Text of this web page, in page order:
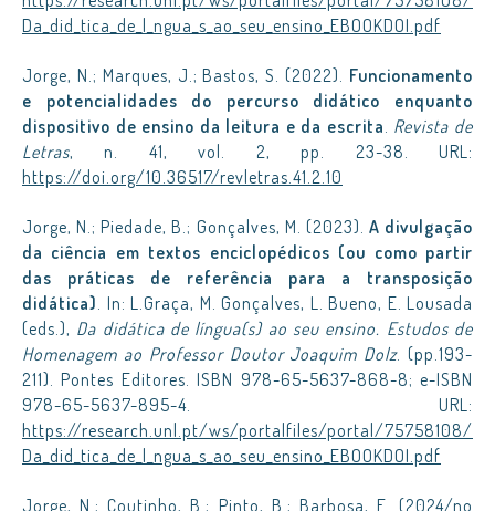
Da_did_tica_de_l_ngua_s_ao_seu_ensino_EBOOKDOI.pdf
Jorge, N.; Marques, J.; Bastos, S. (2022). Funcionamento
e potencialidades do percurso didático enquanto
dispositivo de ensino da leitura e da escrita. Revista de
Letras, n. 41, vol. 2, pp. 23-38. URL:
https://doi.org/10.36517/revletras.41.2.10
Jorge, N.; Piedade, B.; Gonçalves, M. (2023). A divulgação
da ciência em textos enciclopédicos (ou como partir
das práticas de referência para a transposição
didática). In: L.Graça, M. Gonçalves, L. Bueno, E. Lousada
(eds.), Da didática de língua(s) ao seu ensino. Estudos de
Homenagem ao Professor Doutor Joaquim Dolz. (pp.193-
211). Pontes Editores. ISBN 978-65-5637-868-8; e-ISBN
978-65-5637-895-4. URL:
https://research.unl.pt/ws/portalfiles/portal/75758108/
Da_did_tica_de_l_ngua_s_ao_seu_ensino_EBOOKDOI.pdf
Jorge, N.; Coutinho, B.; Pinto, B.; Barbosa, E. (2024/no